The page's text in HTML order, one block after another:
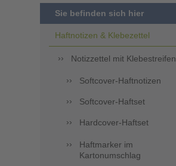
Sie befinden sich hier
Haftnotizen & Klebezettel
Notizzettel mit Klebestreifen
Softcover-Haftnotizen
Softcover-Haftset
Hardcover-Haftset
Haftmarker im
Kartonumschlag